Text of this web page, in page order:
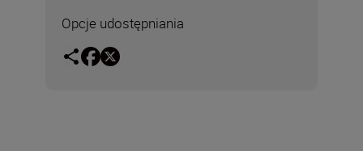
Opcje udostępniania